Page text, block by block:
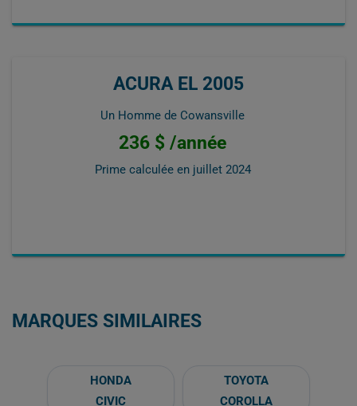
ACURA EL 2005
Un Homme de Cowansville
236 $ /année
Prime calculée en juillet 2024
MARQUES SIMILAIRES
HONDA
CIVIC
TOYOTA
COROLLA